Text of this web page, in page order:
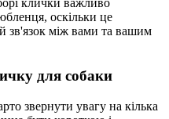
клички важливо
оскільки це
зв'язок між вами та вашим
для собаки
звернути увагу на кілька